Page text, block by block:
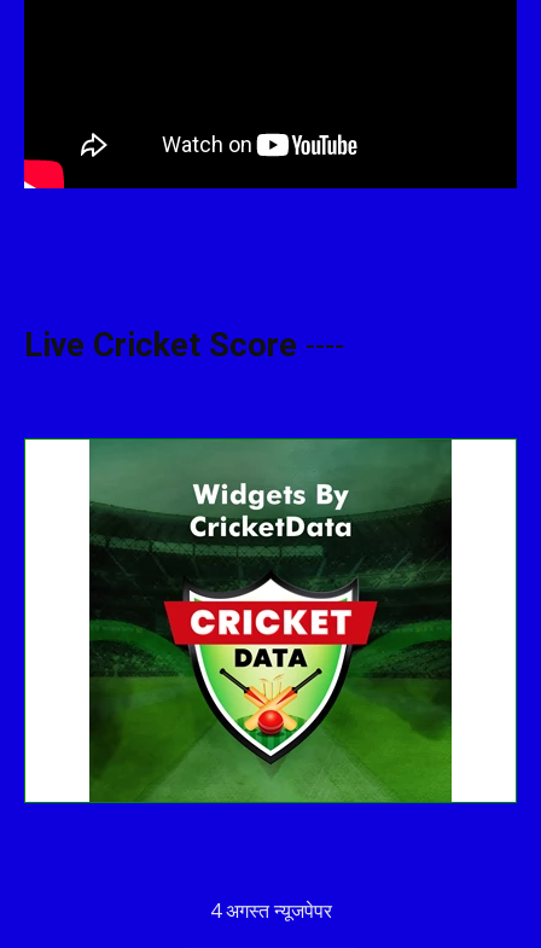
Live Cricket Score ----
No live matches found.
See recent results
See fixtures
4 अगस्त न्यूजपेपर